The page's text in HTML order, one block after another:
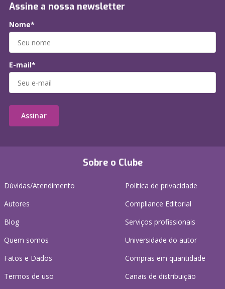
Sobre o Clube
Dúvidas/Atendimento
Autores
Blog
Quem somos
Fatos e Dados
Termos de uso
Política de privacidade
Compliance Editorial
Serviços profissionais
Universidade do autor
Compras em quantidade
Canais de distribuição
Assine a nossa newsletter
Nome*
E-mail*
Assinar